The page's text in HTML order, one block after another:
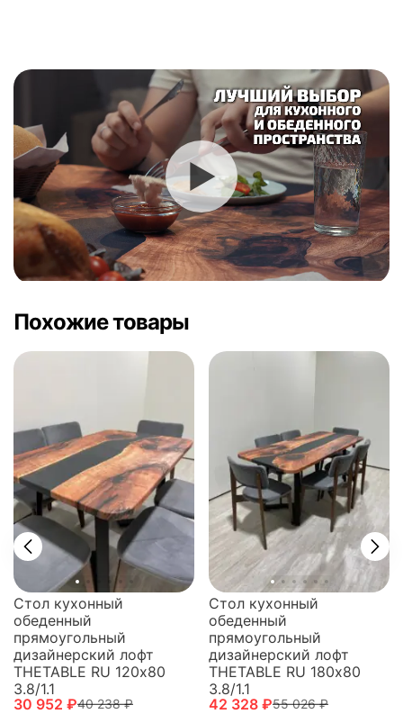
Похожие товары
Стол кухонный
обеденный
прямоугольный
дизайнерский лофт
THETABLE RU 120х80
3.8/1.1
30 952 ₽40 238 ₽
Стол кухонный
обеденный
прямоугольный
дизайнерский лофт
THETABLE RU 180х80
3.8/1.1
42 328 ₽55 026 ₽